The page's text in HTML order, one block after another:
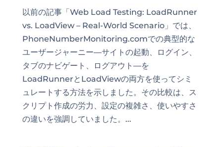
以前の記事「Web Load Testing: LoadRunner
vs. LoadView – Real-World Scenario」では、
PhoneNumberMonitoring.comでの典型的な
ユーザージャーニー—サイトの起動、ログイン、
タブのナビゲート、ログアウト—を
LoadRunnerとLoadViewの両方を使ってシミ
ュレートする方法を示しました。その比較は、ス
クリプト作成の労力、設定の複雑さ、使いやすさ
の違いを強調していました。...